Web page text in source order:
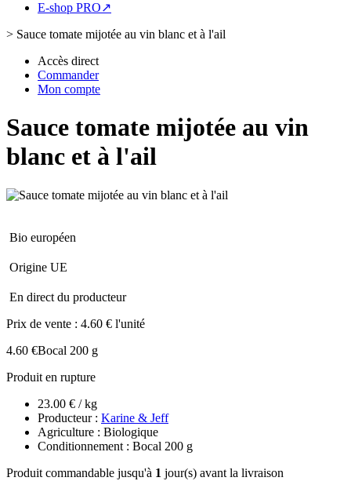
E-shop PRO↗
> Sauce tomate mijotée au vin blanc et à l'ail
Accès direct
Commander
Mon compte
Sauce tomate mijotée au vin
blanc et à l'ail
Bio européen
Origine UE
En direct du producteur
Prix de vente : 4.60 € l'unité
4.60 €Bocal 200 g
Produit en rupture
23.00 € / kg
Producteur : Karine & Jeff
Agriculture : Biologique
Conditionnement : Bocal 200 g
Produit commandable jusqu'à 1 jour(s) avant la livraison